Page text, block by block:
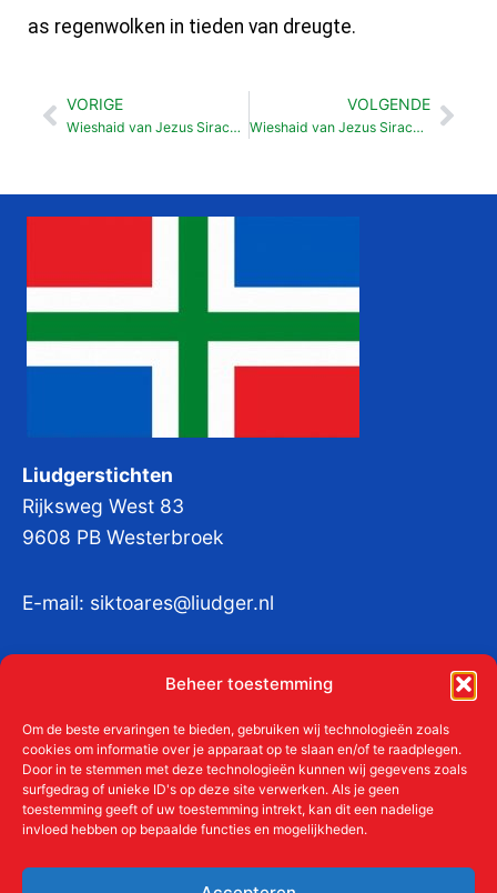
Beheer toestemming
Om de beste ervaringen te bieden, gebruiken wij technologieën zoals
cookies om informatie over je apparaat op te slaan en/of te raadplegen.
Door in te stemmen met deze technologieën kunnen wij gegevens zoals
surfgedrag of unieke ID's op deze site verwerken. Als je geen
toestemming geeft of uw toestemming intrekt, kan dit een nadelige
invloed hebben op bepaalde functies en mogelijkheden.
as regenwolken in tieden van dreugte.
Vorige
VORIGE
Wieshaid van Jezus Sirach Ovvern (34:21-35:13)
VOLGENDE
Wieshaid van Jezus Sirach Gebed om meedlieden veur Israël (36:1-19)
Liudgerstichten
Rijksweg West 83
9608 PB Westerbroek
E-mail: siktoares@liudger.nl
KvKnr:41011712
Meer over de Liudgerstichten
Aanmelden als donateur